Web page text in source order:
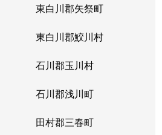
東白川郡矢祭町
東白川郡鮫川村
石川郡玉川村
石川郡浅川町
田村郡三春町